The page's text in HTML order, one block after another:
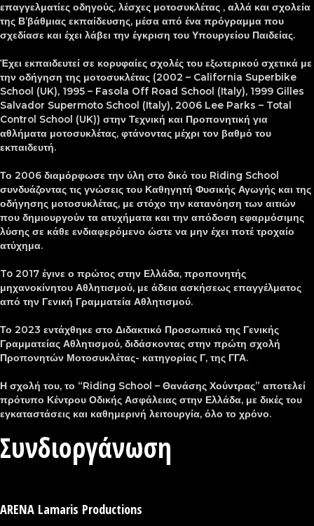
επαγγελματίες οδηγούς, λέσχες μοτοσυκλέτας , αλλά και σχολεία
της Β’βάθμιας εκπαίδευσης, μέσα από ένα πρόγραμμα που
σχεδίασε και έχει λάβει την έγκριση του Υπουργείου Παιδείας.
Έχει εκπαιδευτεί σε κορυφαίες σχολές του εξωτερικού σχετικά με
την οδήγηση της μοτοσυκλέτας (2002 – California Superbike
School (UK), 1995 – Fasola Off Road School (Italy), 1999 Gilles
Salvador Supermoto School (Italy), 2006 Lee Parks – Total
Control School (UK)) στην Τεχνική και Προπονητική για
αθλήματα μοτοσυκλέτας, φτάνοντας μέχρι τον βαθμό του
εκπαιδευτή.
Το 2006 διαμόρφωσε την ύλη στο δικό του Riding School
συνδυάζοντας τις γνώσεις του Καθηγητή Φυσικής Αγωγής και της
οδήγησης μοτοσυκλέτας, με στόχο την κατανόηση των αιτιών
που δημιουργούν τα ατυχήματα και την απόδοση εφαρμόσιμης
λύσης σε κάθε ενδιαφερόμενο ώστε να μην έχει ποτέ τροχαίο
ατύχημα.
To 2017 έγινε ο πρώτος στην Ελλάδα, προπονητής
μηχανοκίνητου Αθλητισμού, με άδεια ασκήσεως επαγγέλματος
από την Γενική Γραμματεία Αθλητισμού.
Το 2023 εντάχθηκε στο Διδακτικό Προσωπικό της Γενικής
Γραμματείας Αθλητισμού, διδάσκοντας στην πρώτη σχολή
Προπονητών Μοτοσυκλέτας- κατηγορίας Γ, της ΓΓΑ.
Η σχολή του, το “Riding School – Θανάσης Χούντρας” αποτελεί
πρότυπο Κέντρου Οδικής Ασφάλειας στην Ελλάδα, με δικές του
εγκαταστάσεις και καθημερινή λειτουργία, όλο το χρόνο.
Συνδιοργάνωση
ARENA Lamaris Productions